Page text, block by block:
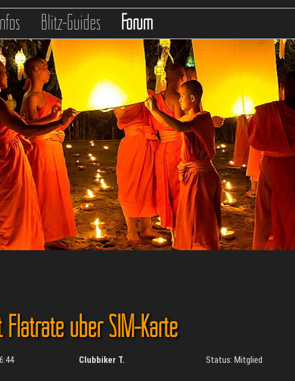
Blitz-Guides Forum
über SIM-Karte
Clubbiker T. Status: Mitglied